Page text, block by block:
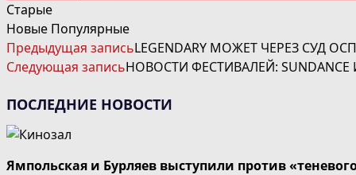
Старые
Новые Популярные
ЧИТАТЬ
ДАЛЕЕ
СТАТЬИ
Предыдущая записьLEGENDARY МОЖЕТ ЧЕРЕЗ СУД
Следующая записьНОВОСТИ ФЕСТИВАЛЕЙ:
ПОСЛЕДНИЕ НОВОСТИ
Ямпольская и Бурляев выступили против